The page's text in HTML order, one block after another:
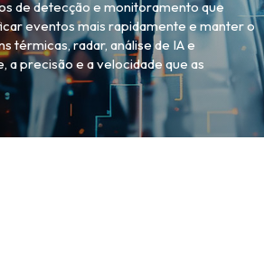
de detecção e monitoramento que
eventos mais rapidamente e manter o
térmicas, radar, análise de IA e
precisão e a velocidade que as